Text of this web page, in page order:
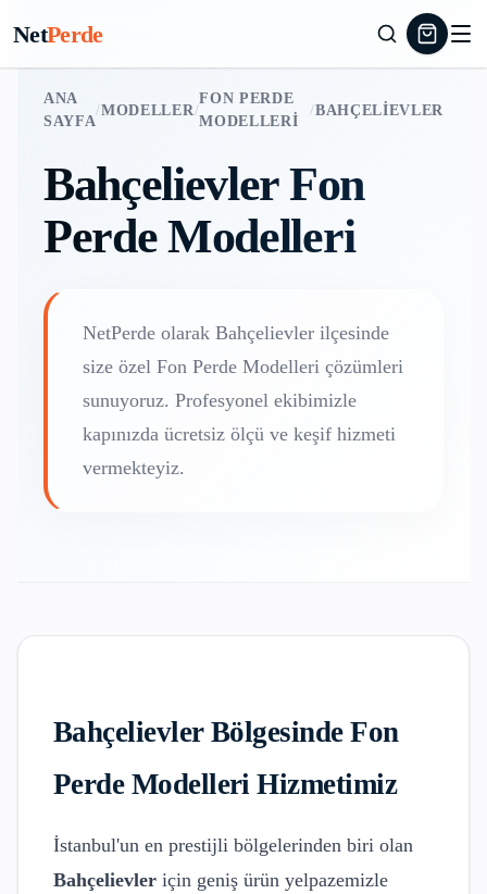
NetPerde
ANA
SAYFA
/MODELLER/
FON PERDE
MODELLERI
/BAHÇELIEVLER
Bahçelievler Fon
Perde Modelleri
NetPerde olarak Bahçelievler ilçesinde
size özel Fon Perde Modelleri çözümleri
sunuyoruz. Profesyonel ekibimizle
kapınızda ücretsiz ölçü ve keşif hizmeti
vermekteyiz.
BahçelievlerBölgesindeFon
Perde ModelleriHizmetimiz
İstanbul'un en prestijli bölgelerinden biri olan
Bahçelievler için geniş ürün yelpazemizle